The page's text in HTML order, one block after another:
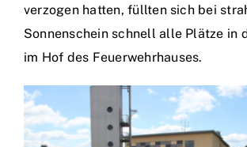
verzogen hatten, füllten sich bei
Sonnenschein schnell alle Plätze in
im Hof des Feuerwehrhauses.